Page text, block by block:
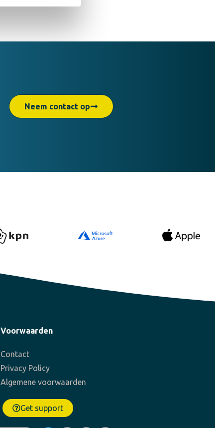
Neem contact op
Voorwaarden
Contact
Privacy Policy
Algemene voorwaarden
Get support